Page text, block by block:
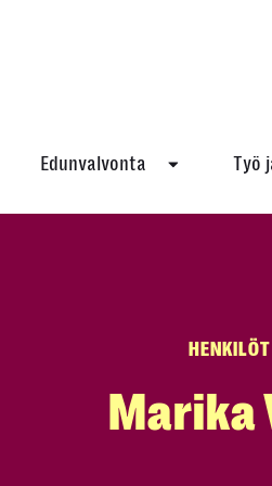
Edunvalvonta Työ
HENKILÖT
Marika